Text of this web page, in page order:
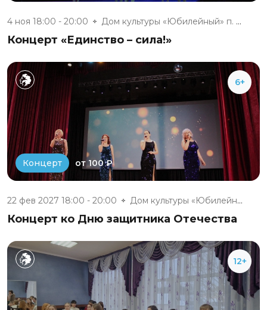
4 ноя 18:00 - 20:00 Дом культуры «Юбилейный» п. Бе...
Концерт «Единство – сила!»
6+
Концерт от 100 ₽
22 фев 2027 18:00 - 20:00 Дом культуры «Юбилейный» п. Бе...
Концерт ко Дню защитника Отечества
12+